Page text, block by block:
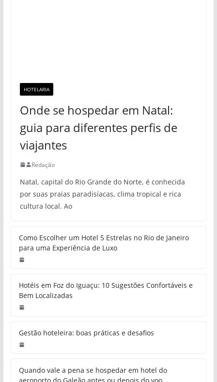
HOTELARIA
Onde se hospedar em Natal:
guia para diferentes perfis de
viajantes
Redação
Natal, capital do Rio Grande do Norte, é conhecida
por suas praias paradisíacas, clima tropical e rica
cultura local. Ao
Como Escolher um Hotel 5 Estrelas no Rio de Janeiro
para uma Experiência de Luxo
Hotéis em Foz do Iguaçu: 10 Sugestões Confortáveis e
Bem Localizadas
Gestão hoteleira: boas práticas e desafios
Quando vale a pena se hospedar em hotel do